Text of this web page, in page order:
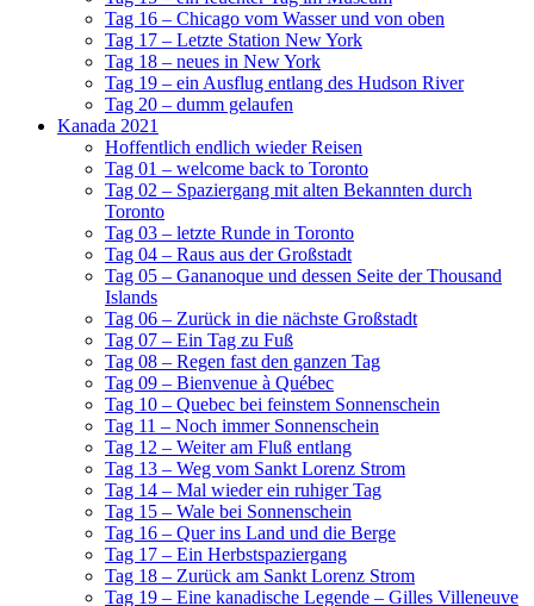
Tag 16 – Chicago vom Wasser und von oben
Tag 17 – Letzte Station New York
Tag 18 – neues in New York
Tag 19 – ein Ausflug entlang des Hudson River
Tag 20 – dumm gelaufen
Kanada 2021
Hoffentlich endlich wieder Reisen
Tag 01 – welcome back to Toronto
Tag 02 – Spaziergang mit alten Bekannten durch
Toronto
Tag 03 – letzte Runde in Toronto
Tag 04 – Raus aus der Großstadt
Tag 05 – Gananoque und dessen Seite der Thousand
Islands
Tag 06 – Zurück in die nächste Großstadt
Tag 07 – Ein Tag zu Fuß
Tag 08 – Regen fast den ganzen Tag
Tag 09 – Bienvenue à Québec
Tag 10 – Quebec bei feinstem Sonnenschein
Tag 11 – Noch immer Sonnenschein
Tag 12 – Weiter am Fluß entlang
Tag 13 – Weg vom Sankt Lorenz Strom
Tag 14 – Mal wieder ein ruhiger Tag
Tag 15 – Wale bei Sonnenschein
Tag 16 – Quer ins Land und die Berge
Tag 17 – Ein Herbstspaziergang
Tag 18 – Zurück am Sankt Lorenz Strom
Tag 19 – Eine kanadische Legende – Gilles Villeneuve